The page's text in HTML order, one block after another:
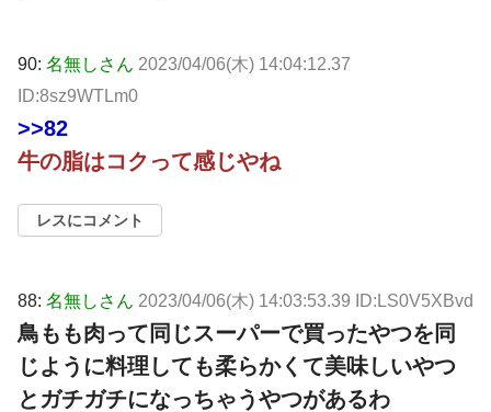
90: 名無しさん 2023/04/06(木) 14:04:12.37
ID:8sz9WTLm0
>>82
牛の脂はコクって感じやね
レスにコメント
88: 名無しさん 2023/04/06(木) 14:03:53.39 ID:LS0V5XBvd
鳥もも肉って同じスーパーで買ったやつを同
じように料理しても柔らかくて美味しいやつ
とガチガチになっちゃうやつがあるわ